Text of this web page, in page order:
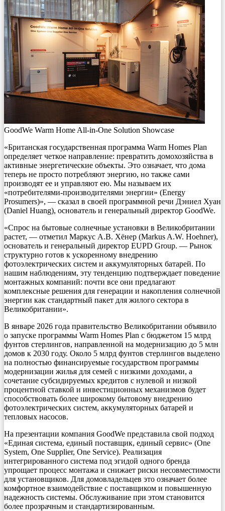
GoodWe Warm Home All-in-One Solution Showcase
«Британская государственная программа Warm Homes Plan
определяет четкое направление: превратить домохозяйства в
активные энергетические объекты. Это означает, что дома
теперь не просто потребляют энергию, но также сами
производят ее и управляют ею. Мы называем их
«потребителями-производителями энергии» (Energy
Prosumers)», — сказал в своей программной речи Дэниел Хуан
(Daniel Huang), основатель и генеральный директор GoodWe.
«Спрос на бытовые солнечные установки в Великобритании
растет, — отметил Маркус А.В. Хёнер (Markus A.W. Hoehner),
основатель и генеральный директор EUPD Group. — Рынок
структурно готов к ускоренному внедрению
фотоэлектрических систем и аккумуляторных батарей. По
нашим наблюдениям, эту тенденцию подтверждает поведение
монтажных компаний: почти все они предлагают
комплексные решения для генерации и накопления солнечной
энергии как стандартный пакет для жилого сектора в
Великобритании».
В январе 2026 года правительство Великобритании объявило
о запуске программы Warm Homes Plan с бюджетом 15 млрд
фунтов стерлингов, направленной на модернизацию до 5 млн
домов к 2030 году. Около 5 млрд фунтов стерлингов выделено
на полностью финансируемые государством программы
модернизации жилья для семей с низкими доходами, а
сочетание субсидируемых кредитов с нулевой и низкой
процентной ставкой и инвестиционных механизмов будет
способствовать более широкому бытовому внедрению
фотоэлектрических систем, аккумуляторных батарей и
тепловых насосов.
На презентации компания GoodWe представила свой подход
«Единая система, единый поставщик, единый сервис» (One
System, One Supplier, One Service). Реализация
интегрированного система под эгидой одного бренда
упрощает процесс монтажа и снижает риски несовместимости
для установщиков. Для домовладельцев это означает более
комфортное взаимодействие с поставщиком и повышенную
надежность системы. Обслуживание при этом становится
более прозрачным и стандартизированным.